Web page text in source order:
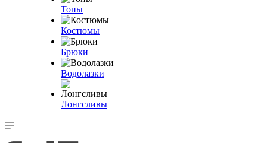
Топы
Костюмы
Брюки
Водолазки
Лонгсливы